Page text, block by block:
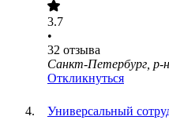
3.7
•
32 отзыва
Санкт-Петербург, р-
Откликнуться
Универсальный